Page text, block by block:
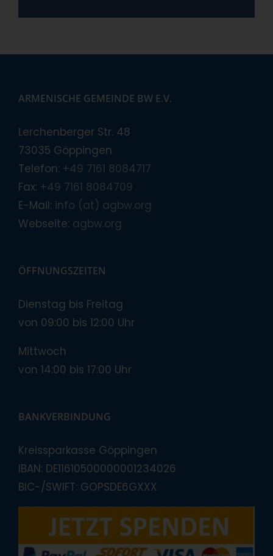
ARMENISCHE GEMEINDE BW E.V.
Lerchenberger Str. 48
73035 Göppingen
Telefon: +49 7161 8084717
Fax: +49 7161 8084709
E-Mail: info (at) agbw.org
Webseite: agbw.org
ÖFFNUNGSZEITEN
Dienstag bis Freitag
von 09:00 bis 12:00 Uhr
Mittwoch
von 14:00 bis 17:00 Uhr
BANKVERBINDUNG
Kreissparkasse Göppingen
IBAN: DE11610500000001234026
BIC-/SWIFT: GOPSDE6GXXX